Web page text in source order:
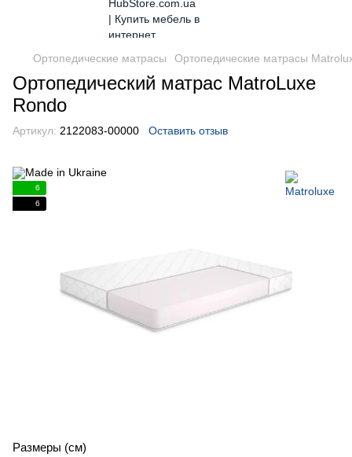
Ортопедические матрасы Ортопедические матрасы
Ортопедический матрас MatroLuxe
Rondo
Артикул: 2122083-00000 Оставить отзыв
6
6
Размеры (см)